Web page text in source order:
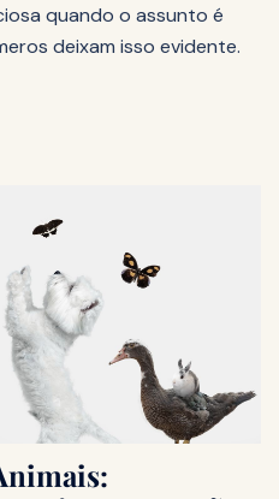
quando o assunto é
deixam isso evidente.